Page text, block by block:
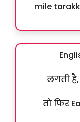
mile
लगती
तो फिर